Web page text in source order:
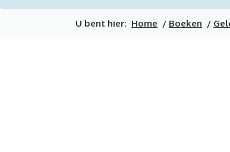
U bent hier: Home / Boeken /